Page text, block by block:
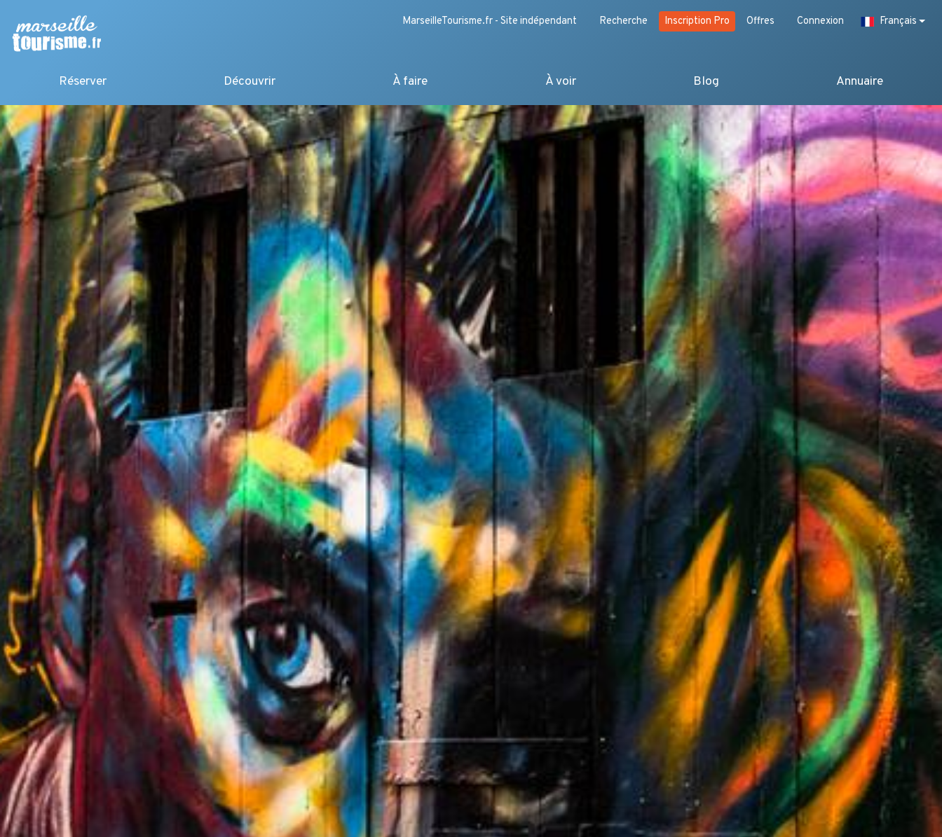
MarseilleTourisme.fr - Site indépendant Recherche Inscription Pro Offres Connexion Français
Réserver Découvrir À faire À voir Blog Annuaire